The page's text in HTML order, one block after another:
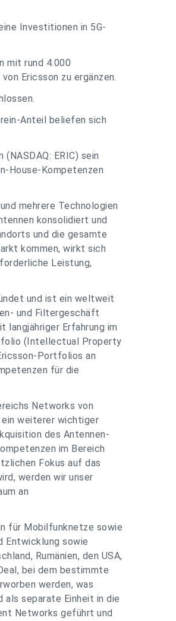
Investitionen in 5G-
mit rund 4.000
Ericsson zu ergänzen.
Anteil beliefen sich
ERIC) sein
House-Kompetenzen
mehrere Technologien
konsolidiert und
und die gesamte
kommen, wirkt sich
Leistung,
und ist ein weltweit
und Filtergeschäft
langjähriger Erfahrung im
(Intellectual Property
Portfolios an
für die
Networks von
ein weiterer wichtiger
des Antennen-
im Bereich
Fokus auf das
werden wir unser
an
für Mobilfunknetze sowie
Entwicklung sowie
Rumänien, den USA,
bei dem bestimmte
werden, was
separate Einheit in die
Networks geführt und